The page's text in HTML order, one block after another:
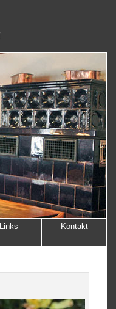
Links Kontakt